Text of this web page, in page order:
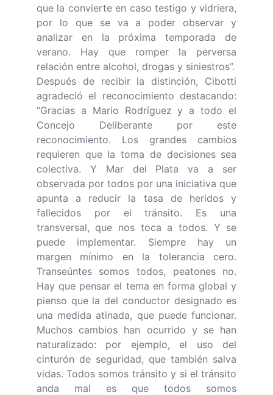
que la convierte en caso testigo y vidriera,
por lo que se va a poder observar y
analizar en la próxima temporada de
verano. Hay que romper la perversa
relación entre alcohol, drogas y siniestros”.
Después de recibir la distinción, Cibotti
agradeció el reconocimiento destacando:
“Gracias a Mario Rodríguez y a todo el
Concejo Deliberante por este
reconocimiento. Los grandes cambios
requieren que la toma de decisiones sea
colectiva. Y Mar del Plata va a ser
observada por todos por una iniciativa que
apunta a reducir la tasa de heridos y
fallecidos por el tránsito. Es una
transversal, que nos toca a todos. Y se
puede implementar. Siempre hay un
margen mínimo en la tolerancia cero.
Transeúntes somos todos, peatones no.
Hay que pensar el tema en forma global y
pienso que la del conductor designado es
una medida atinada, que puede funcionar.
Muchos cambios han ocurrido y se han
naturalizado: por ejemplo, el uso del
cinturón de seguridad, que también salva
vidas. Todos somos tránsito y si el tránsito
anda mal es que todos somos